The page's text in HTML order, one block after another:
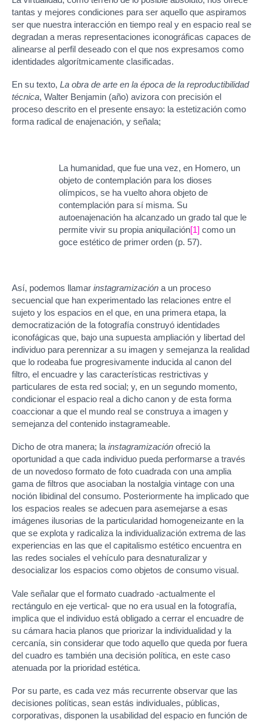
tantas y mejores condiciones para ser aquello que aspiramos
ser que nuestra interacción en tiempo real y en espacio real se
degradan a meras representaciones iconográficas capaces de
alinearse al perfil deseado con el que nos expresamos como
identidades algorítmicamente clasificadas.
En su texto, La obra de arte en la época de la reproductibilidad
técnica, Walter Benjamin (año) avizora con precisión el
proceso descrito en el presente ensayo: la estetización como
forma radical de enajenación, y señala;
La humanidad, que fue una vez, en Homero, un
objeto de contemplación para los dioses
olímpicos, se ha vuelto ahora objeto de
contemplación para sí misma. Su
autoenajenación ha alcanzado un grado tal que le
permite vivir su propia aniquilación[1] como un
goce estético de primer orden (p. 57).
Así, podemos llamar instagramización a un proceso
secuencial que han experimentado las relaciones entre el
sujeto y los espacios en el que, en una primera etapa, la
democratización de la fotografía construyó identidades
iconofágicas que, bajo una supuesta ampliación y libertad del
individuo para perennizar a su imagen y semejanza la realidad
que lo rodeaba fue progresivamente inducida al canon del
filtro, el encuadre y las características restrictivas y
particulares de esta red social; y, en un segundo momento,
condicionar el espacio real a dicho canon y de esta forma
coaccionar a que el mundo real se construya a imagen y
semejanza del contenido instagrameable.
Dicho de otra manera; lainstagramización ofreció la
oportunidad a que cada individuo pueda performarse a través
de un novedoso formato de foto cuadrada con una amplia
gama de filtros que asociaban la nostalgia vintage con una
noción libidinal del consumo. Posteriormente ha implicado que
los espacios reales se adecuen para asemejarse a esas
imágenes ilusorias de la particularidad homogeneizante en la
que se explota y radicaliza la individualización extrema de las
experiencias en las que el capitalismo estético encuentra en
las redes sociales el vehículo para desnaturalizar y
desocializar los espacios como objetos de consumo visual.
Vale señalar que el formato cuadrado -actualmente el
rectángulo en eje vertical- que no era usual en la fotografía,
implica que el individuo está obligado a cerrar el encuadre de
su cámara hacia planos que priorizar la individualidad y la
cercanía, sin considerar que todo aquello que queda por fuera
del cuadro es también una decisión política, en este caso
atenuada por la prioridad estética.
Por su parte, es cada vez más recurrente observar que las
decisiones políticas, sean estás individuales, públicas,
corporativas, disponen la usabilidad del espacio en función de